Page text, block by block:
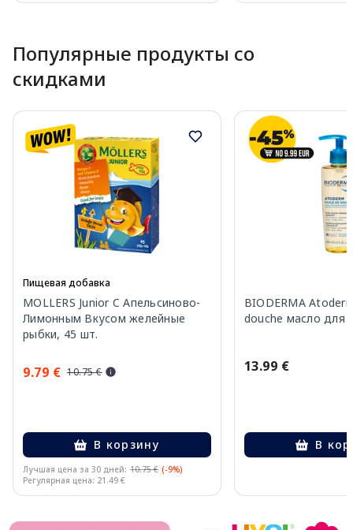
Популярные продукты со
скидками
Пищевая добавка
MOLLERS Junior C Апельсиново-
Лимонным Вкусом желейные
рыбки, 45 шт.
9.79 € 10.75 €
В корзину
Лучшая цена за 30 дней: 10.75 € (-9%)
Регулярная цена: 21.49 €
BIODERMA
douche масло для
13.99 €
В